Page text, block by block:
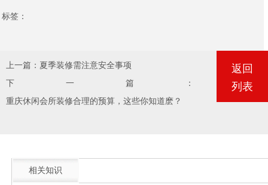
标签：
上一篇： 夏季装修需注意安全事项
下一篇：
重庆休闲会所装修合理的预算，这些你知道麽？
返回
列表
相关知识